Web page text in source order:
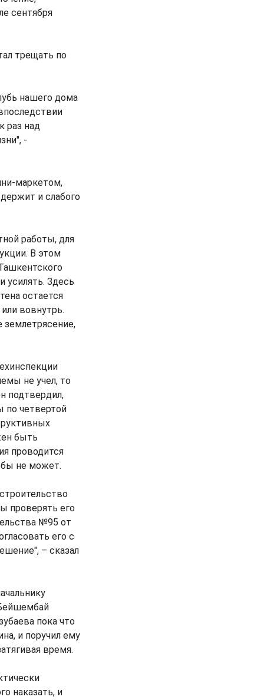
сентября
трещать по
нашего дома
раз над
-
маркетом,
и слабого
работы, для
В этом
усилять. Здесь
остается
вовнутрь.
не учел, то
подтвердил,
по четвертой
быть
проводится
не может.
проверять его
№95 от
его с
– сказал
пока что
и поручил ему
время.
наказать, и